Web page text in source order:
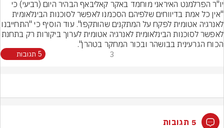
"אין כל אמת בדיווחים שלפיהם הסכמנו לאפשר לסוכנות הבינלאומית
הכוח הגרעינית בבושהר ובכור המחקר בטהרן".
3 5 תגובות
5 תגובות